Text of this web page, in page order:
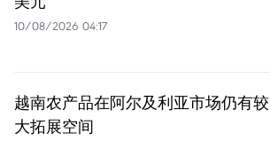
10/08/2026 04:17
越南农产品在阿尔及利亚市场仍有较
大拓展空间